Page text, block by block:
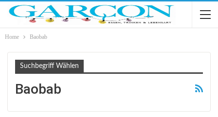
Home Baobab
Suchbegriff Wählen
Baobab